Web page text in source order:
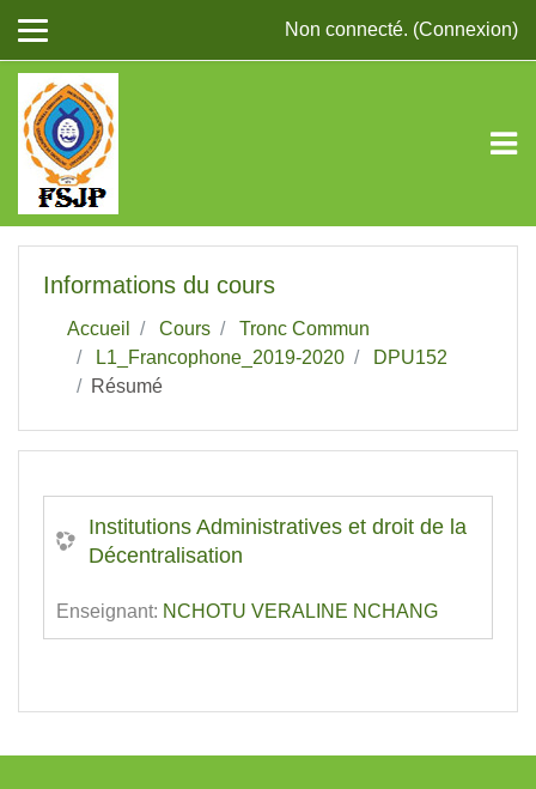
Non connecté. (Connexion)
Informations du cours
Accueil Cours
Tronc Commun
L1_Francophone_2019-2020
DPU152
Résumé
Institutions Administratives et droit de la
Décentralisation
Enseignant: NCHOTU VERALINE NCHANG